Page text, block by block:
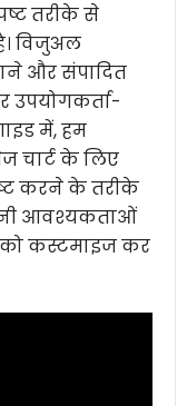
तरीके से
विजुअल
और संपादित
में, हम
चार्ट के लिए
करने के तरीके
आवश्यकताओं
कस्टमाइज कर